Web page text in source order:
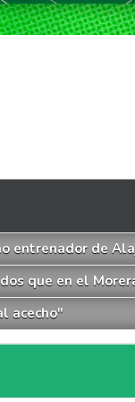
de Alexander
entrenador de
que en el
acecho"